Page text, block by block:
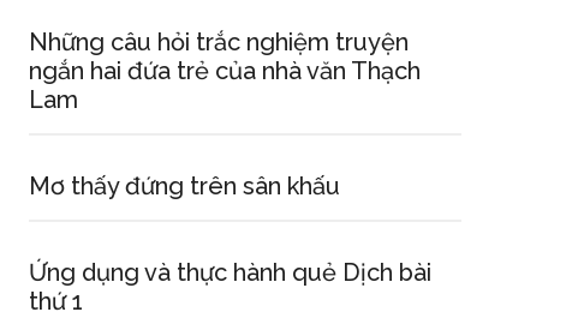
Những câu hỏi trắc nghiệm truyện
ngắn hai đứa trẻ của nhà văn Thạch
Lam
Mơ thấy đứng trên sân khấu
Ứng dụng và thực hành quẻ Dịch bài
thứ 1